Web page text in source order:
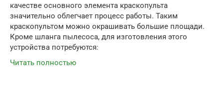
качестве основного элемента краскопульта
значительно облегчает процесс работы. Таким
краскопультом можно окрашивать большие площади.
Кроме шланга пылесоса, для изготовления этого
устройства потребуются:
Читать полностью